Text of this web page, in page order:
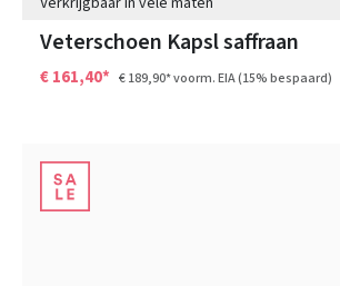
Veterschoen Kapsl saffraan
€ 161,40* € 189,90*voorm. EIA(15% bespaard)